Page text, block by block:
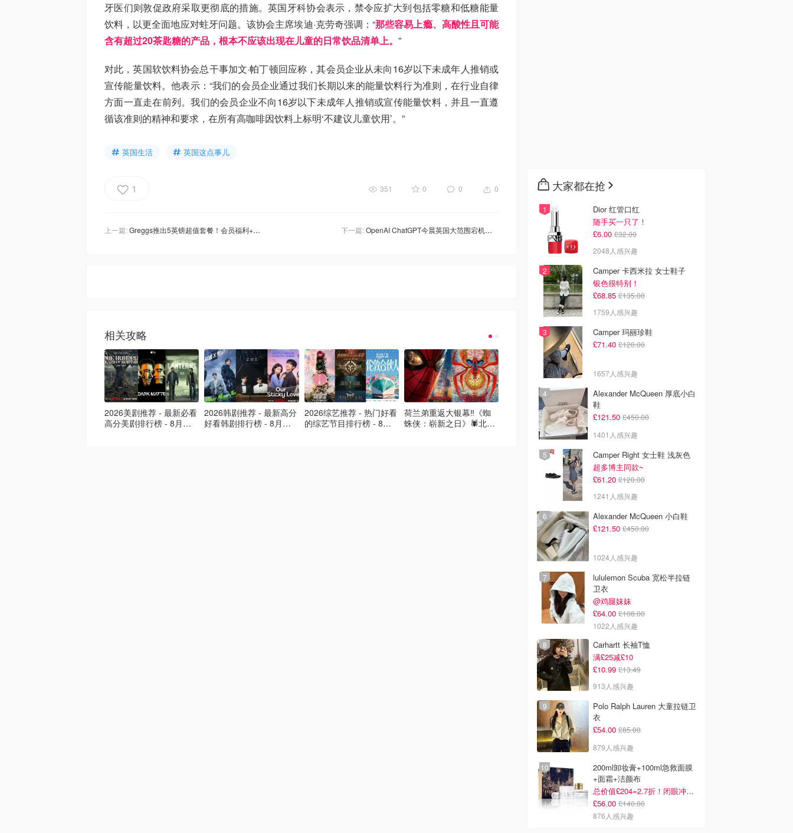
牙医们则敦促政府采取更彻底的措施。英国牙科协会表示，禁令应扩大到包括零糖和低糖能量
饮料，以更全面地应对蛀牙问题。该协会主席埃迪·克劳奇强调：“那些容易上瘾、高酸性且可能
含有超过20茶匙糖的产品，根本不应该出现在儿童的日常饮品清单上。 ”
对此，英国软饮料协会总干事加文·帕丁顿回应称，其会员企业从未向16岁以下未成年人推销或
宣传能量饮料。他表示：“我们的会员企业通过我们长期以来的能量饮料行为准则，在行业自律
方面一直走在前列。我们的会员企业不向16岁以下未成年人推销或宣传能量饮料，并且一直遵
循该准则的精神和要求，在所有高咖啡因饮料上标明‘不建议儿童饮用’。”
英国生活 英国这点事儿
1 351 0 0 0
上一篇:Greggs推出5英镑超值套餐！会员福利+秋季新菜单盘点！ 下一篇:OpenAI ChatGPT今晨英国大范围宕机！数千用户被迫“亲自思考”🤯
相关攻略
2026美剧推荐 - 最新必看
高分美剧排行榜 - 8月最
2026韩剧推荐 - 最新高分
好看韩剧排行榜 - 8月最
2026综艺推荐 - 热门好看
的综艺节目排行榜 - 8月
荷兰弟重返大银幕‼️《蜘
蛛侠：崭新之日》🕷️北美
2026韩国电影推荐 | 最新
好看的韩国电影排行榜，
必看盘点！8月最新！(持
2026美国即将上映电影推
荐 - 万众期待的热门大片
- 8月最新: 《末世行者》
大家都在抢
Dior 红管口红
随手买一只了！
£6.00 £32.00
2048人感兴趣
Camper 卡西米拉 女士鞋子
银色很特别！
£68.85 £135.00
1759人感兴趣
Camper 玛丽珍鞋
£71.40 £120.00
1657人感兴趣
Alexander McQueen 厚底小白
鞋
£121.50 £450.00
1401人感兴趣
Camper Right 女士鞋 浅灰色
超多博主同款~
£61.20 £120.00
1241人感兴趣
Alexander McQueen 小白鞋
£121.50 £450.00
1024人感兴趣
lululemon Scuba 宽松半拉链
卫衣
@鸡腿妹妹
£64.00 £108.00
1022人感兴趣
Carhartt 长袖T恤
满£25减£10
£10.99 £13.49
913人感兴趣
Polo Ralph Lauren 大童拉链卫
衣
£54.00 £85.00
879人感兴趣
200ml卸妆膏+100ml急救面膜
+面霜+洁颜布
总价值£204=2.7折！闭眼冲这套！
£56.00 £140.00
876人感兴趣